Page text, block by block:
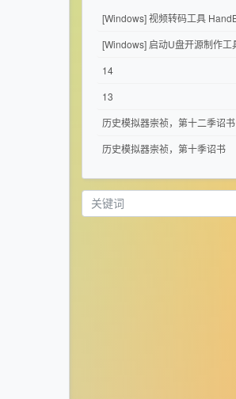
14
13
历史模拟器崇祯，第十二季诏书
历史模拟器崇祯，第十季诏书